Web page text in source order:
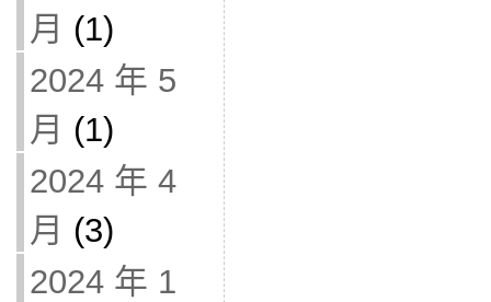
月 (1)
2024 年 5
月 (1)
2024 年 4
月 (3)
2024 年 1